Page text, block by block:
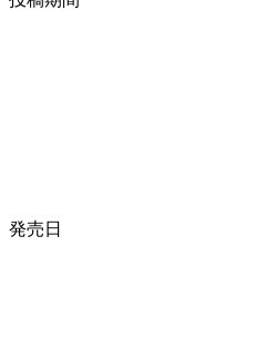
発売日